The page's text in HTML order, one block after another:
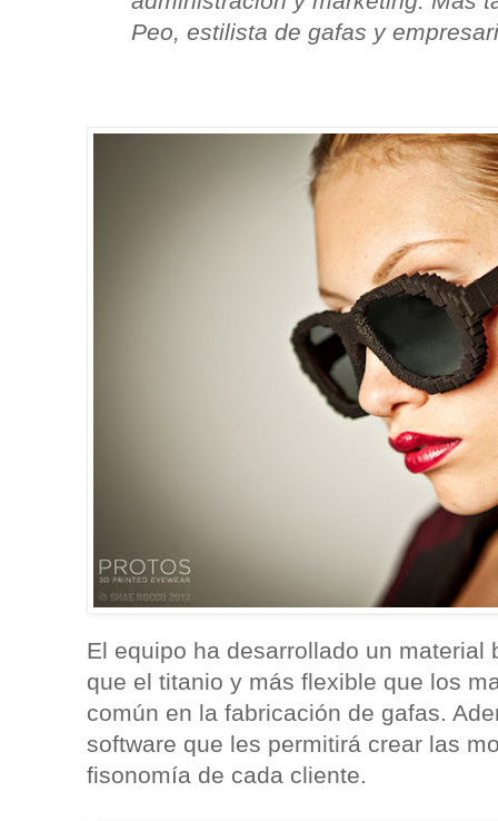
Peo, estilista de gafas y
El equipo ha desarrollado un material
que el titanio y más flexible que los
común en la fabricación de gafas.
software que les permitirá crear las
fisonomía de cada cliente.